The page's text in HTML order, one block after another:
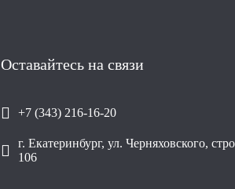
Оставайтесь на связи
+7 (343) 216-16-20
г. Екатеринбург, ул. Черняховского,
106